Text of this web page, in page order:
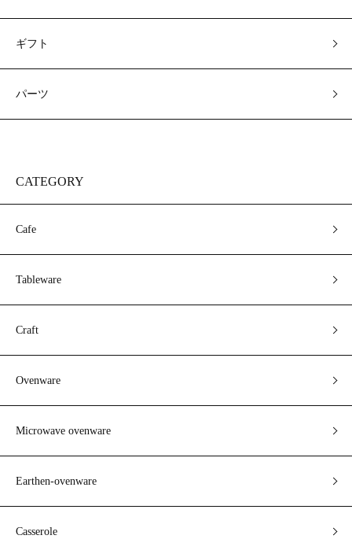
ギフト
パーツ
CATEGORY
Cafe
Tableware
Craft
Ovenware
Microwave ovenware
Earthen-ovenware
Casserole